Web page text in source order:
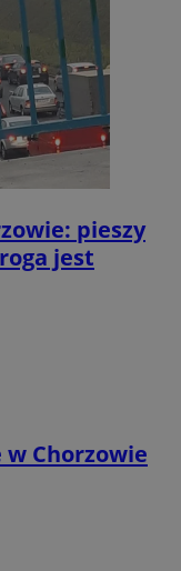
pieszy
jest
Chorzowie